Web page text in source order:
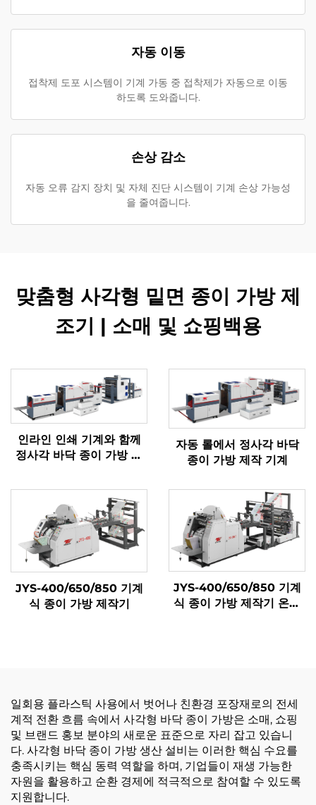
자동 이동
접착제 도포 시스템이 기계 가동 중 접착제가 자동으로 이동
하도록 도와줍니다.
손상 감소
자동 오류 감지 장치 및 자체 진단 시스템이 기계 손상 가능성
을 줄여줍니다.
맞춤형 사각형 밑면 종이 가방 제
조기 | 소매 및 쇼핑백용
인라인 인쇄 기계와 함께
정사각 바닥 종이 가방 기
자동 롤에서 정사각 바닥
종이 가방 제작 기계
JYS-400/650/850 기계
식 종이 가방 제작기
JYS-400/650/850 기계
식 종이 가방 제작기 온라
일회용 플라스틱 사용에서 벗어나 친환경 포장재로의 전세
계적 전환 흐름 속에서 사각형 바닥 종이 가방은 소매, 쇼핑
및 브랜드 홍보 분야의 새로운 표준으로 자리 잡고 있습니
다. 사각형 바닥 종이 가방 생산 설비는 이러한 핵심 수요를
충족시키는 핵심 동력 역할을 하며, 기업들이 재생 가능한
자원을 활용하고 순환 경제에 적극적으로 참여할 수 있도록
지원합니다.